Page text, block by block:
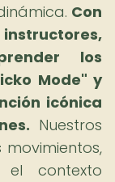
Con
los
Mode" y
icónica
Nuestros
contexto